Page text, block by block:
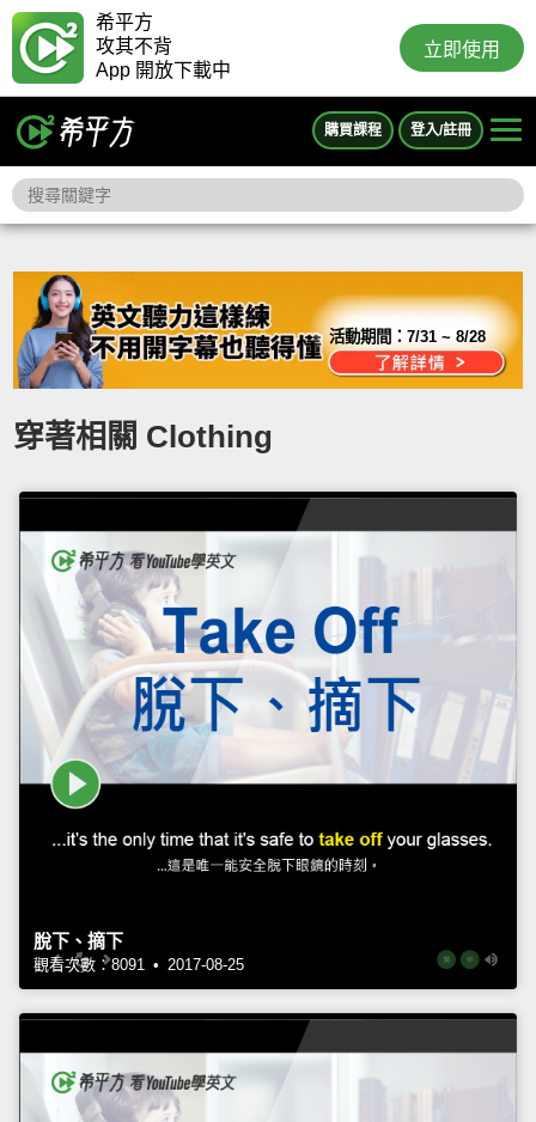
希平方
攻其不背
App 開放下載中
立即使用
購買課程 登入/註冊
活動期間：7/31 ~ 8/28
穿著相關 Clothing
脫下、摘下
觀看次數：8091 • 2017-08-25